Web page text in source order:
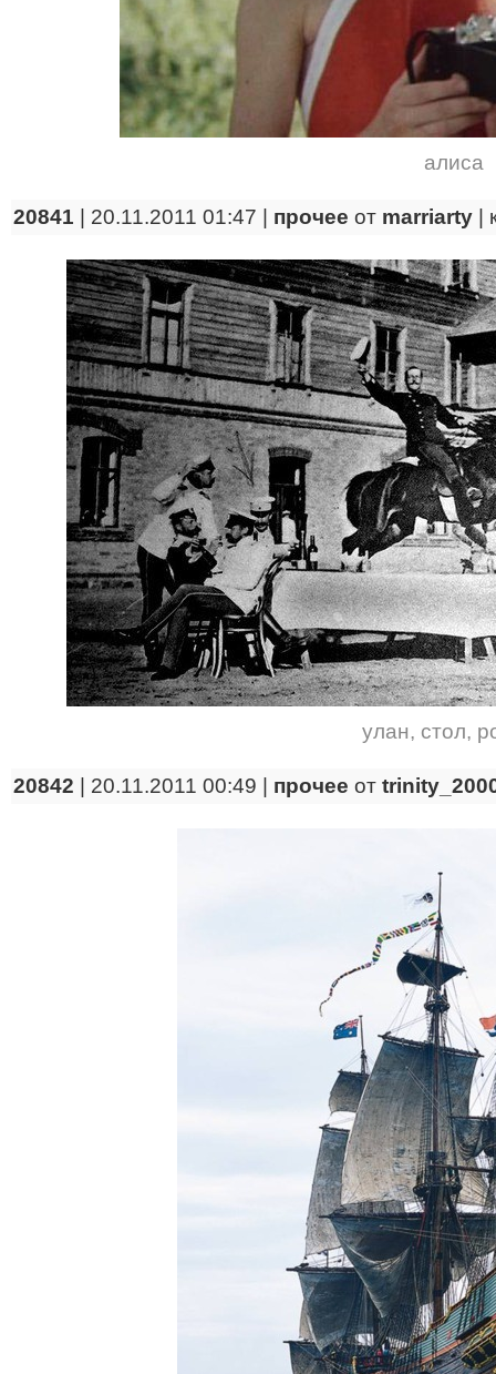
алиса
20841 | 20.11.2011 01:47 | прочее от marriarty
улан, стол,
20842 | 20.11.2011 00:49 | прочее от